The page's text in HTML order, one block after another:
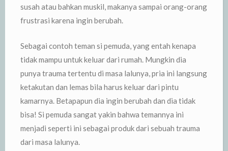
susah atau bahkan muskil, makanya sampai orang-orang
frustrasi karena ingin berubah.
Sebagai contoh teman si pemuda, yang entah kenapa
tidak mampu untuk keluar dari rumah. Mungkin dia
punya trauma tertentu di masa lalunya, pria ini langsung
ketakutan dan lemas bila harus keluar dari pintu
kamarnya. Betapapun dia ingin berubah dan dia tidak
bisa! Si pemuda sangat yakin bahwa temannya ini
menjadi seperti ini sebagai produk dari sebuah trauma
dari masa lalunya.